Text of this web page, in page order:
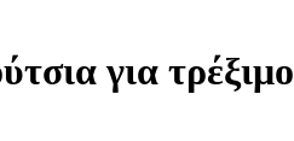
για τρέξιμο